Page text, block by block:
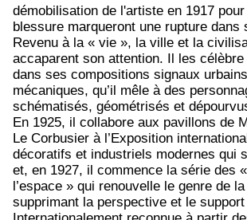
démobilisation de l'artiste en 1917
blessure marqueront une rupture dans
Revenu à la « vie », la ville et la
accaparent son attention. Il les
dans ses compositions signaux
mécaniques, qu’il mêle à des
schématisés, géométrisés et
En 1925, il collabore aux pavillons de
Le Corbusier à l’Exposition
décoratifs et industriels modernes qui
et, en 1927, il commence la série des
l’espace » qui renouvelle le genre de
supprimant la perspective et le